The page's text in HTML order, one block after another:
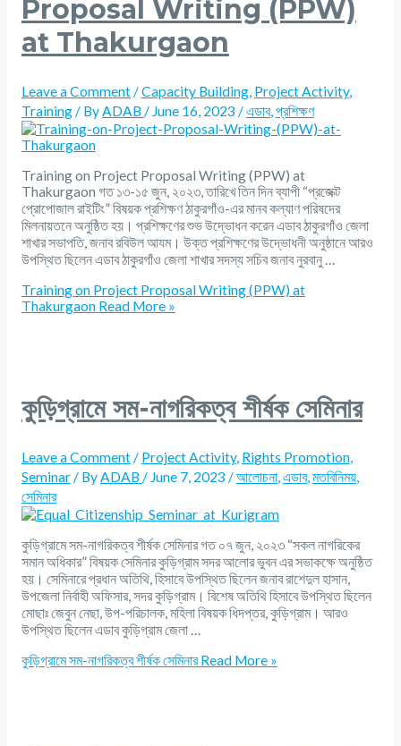
Proposal Writing (PPW)
at Thakurgaon
Leave a Comment/Capacity Building, Project Activity,
Training/ ByADAB / June 16, 2023 /এডাব,প্রশিক্ষণ
Training on Project Proposal Writing (PPW) at
Thakurgaon গত ১৩-১৫ জুন, ২০২৩, তারিখে তিন দিন ব্যাপী “প্রজেক্ট
প্রোপোজাল রাইটিং” বিষয়ক প্রশিক্ষণ ঠাকুরগাঁও-এর মানব কল্যাণ পরিষদের
মিলনায়তনে অনুষ্ঠিত হয়। প্রশিক্ষণের শুভ উদ্ভোধন করেন এডাব ঠাকুরগাঁও জেলা
শাখার সভাপতি, জনাব রবিউল আযম। উক্ত প্রশিক্ষণের উদ্ভোধনী অনুষ্ঠানে আরও
উপস্থিত ছিলেন এডাব ঠাকুরগাঁও জেলা শাখার সদস্য সচিব জনাব নুরবানু …
Training on Project Proposal Writing (PPW) at
ThakurgaonRead More »
কুড়িগ্রামে সম-নাগরিকত্ব শীর্ষক সেমিনার
Leave a Comment/ Project Activity, Rights Promotion,
Seminar/ ByADAB / June 7, 2023 /আলোচনা,এডাব,মতবিনিময়,
সেমিনার
কুড়িগ্রামে সম-নাগরিকত্ব শীর্ষক সেমিনার গত ০৭ জুন, ২০২৩ “সকল নাগরিকের
সমান অধিকার” বিষয়ক সেমিনার কুড়িগ্রাম সদর আলোর ভুবন এর সভাকক্ষে অনুষ্ঠিত
হয়। সেমিনারে প্রধান অতিথি, হিসাবে উপস্থিত ছিলেন জনাব রাশেদুল হাসান,
উপজেলা নির্বাহী অফিসার, সদর কুড়িগ্রাম। বিশেষ অতিথি হিসাবে উপস্থিত ছিলেন
মোছাঃ জেবুন নেছা, উপ-পরিচালক, মহিলা বিষয়ক ধিদপ্তর, কুড়িগ্রাম। আরও
উপস্থিত ছিলেন এডাব কুড়িগ্রাম জেলা …
কুড়িগ্রামে সম-নাগরিকত্ব শীর্ষক সেমিনারRead More »